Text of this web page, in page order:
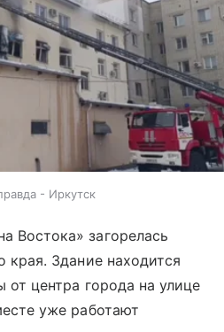
- Иркутск
Востока» загорелась
края. Здание находится
от центра города на улице
уже работают